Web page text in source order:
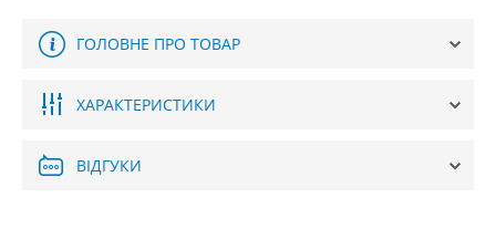
ГОЛОВНЕ ПРО ТОВАР
ХАРАКТЕРИСТИКИ
ВІДГУКИ